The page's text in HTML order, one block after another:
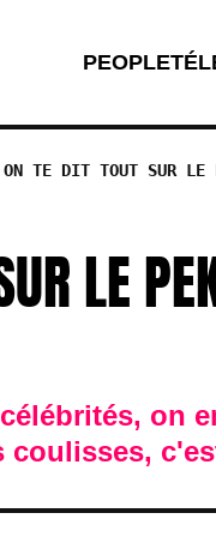
PEOPLE
ON TE DIT TOUT SUR LE
LE
on